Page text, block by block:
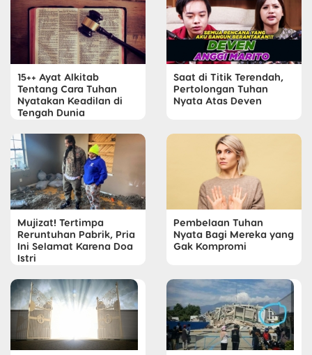
15++ Ayat Alkitab
Tentang Cara Tuhan
Nyatakan Keadilan di
Tengah Dunia
Saat di Titik Terendah,
Pertolongan Tuhan
Nyata Atas Deven
Mujizat! Tertimpa
Reruntuhan Pabrik, Pria
Ini Selamat Karena Doa
Istri
Pembelaan Tuhan
Nyata Bagi Mereka yang
Gak Kompromi